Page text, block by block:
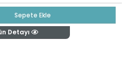
Sepete Ekle
Detayı